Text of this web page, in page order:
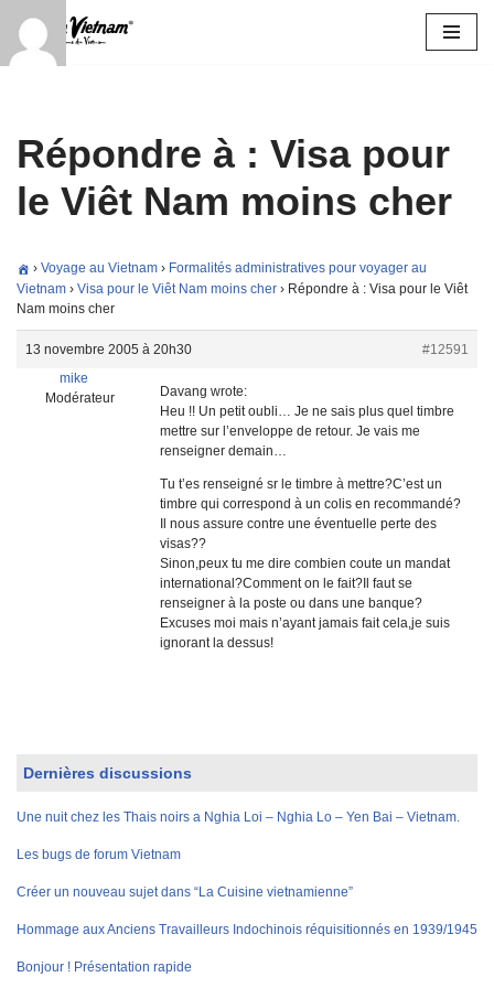
Aller
Répondre à : Visa pour
le Viêt Nam moins cher
› Voyage au Vietnam › Formalités administratives pour voyager au
Vietnam › Visa pour le Viêt Nam moins cher › Répondre à : Visa pour le Viêt
Nam moins cher
13 novembre 2005 à 20h30
#12591
mike
Modérateur
Davang wrote:
Heu !! Un petit oubli… Je ne sais plus quel timbre
mettre sur l’enveloppe de retour. Je vais me
renseigner demain…
Tu t’es renseigné sr le timbre à mettre?C’est un
timbre qui correspond à un colis en recommandé?
Il nous assure contre une éventuelle perte des
visas??
Sinon,peux tu me dire combien coute un mandat
international?Comment on le fait?Il faut se
renseigner à la poste ou dans une banque?
Excuses moi mais n’ayant jamais fait cela,je suis
ignorant la dessus!
Dernières discussions
Une nuit chez les Thais noirs a Nghia Loi – Nghia Lo – Yen Bai – Vietnam.
Les bugs de forum Vietnam
Créer un nouveau sujet dans “La Cuisine vietnamienne”
Hommage aux Anciens Travailleurs Indochinois réquisitionnés en 1939/1945
Bonjour ! Présentation rapide